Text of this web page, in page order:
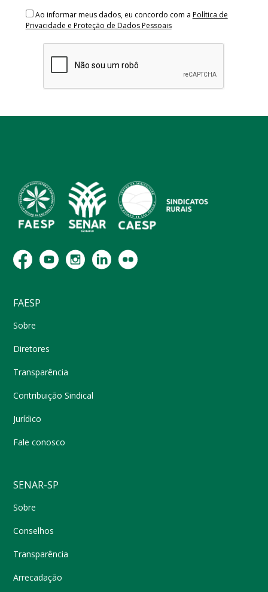
Ao informar meus dados, eu concordo com a Política de
Privacidade e Proteção de Dados Pessoais
FAESP
Sobre
Diretores
Transparência
Contribuição Sindical
Jurídico
Fale conosco
SENAR-SP
Sobre
Conselhos
Transparência
Arrecadação